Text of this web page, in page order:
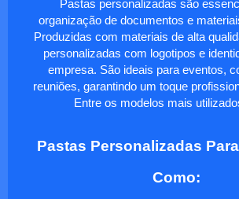
Pastas personalizadas são
organização de documentos e
Produzidas com materiais de alta
personalizadas com logotipos e
empresa. São ideais para eventos,
reuniões, garantindo um toque
Entre os modelos mais
Pastas Personalizadas
Como: